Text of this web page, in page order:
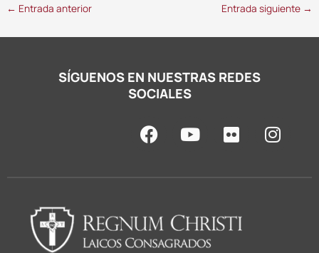
← Entrada anterior Entrada siguiente →
SÍGUENOS EN NUESTRAS REDES
SOCIALES
F
a
o
o
Y
o
b
e
F
l
r
I
n